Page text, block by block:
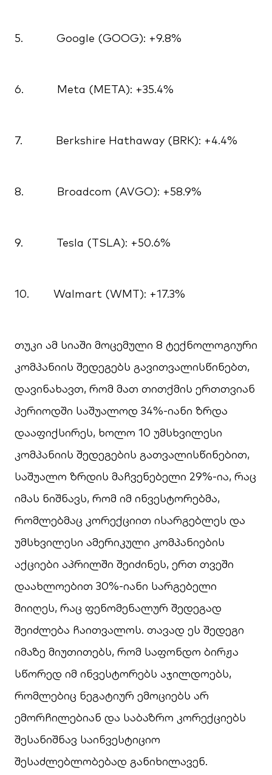
5. Google (GOOG): +9.8%
6. Meta (META): +35.4%
7. Berkshire Hathaway (BRK): +4.4%
8. Broadcom (AVGO): +58.9%
9. Tesla (TSLA): +50.6%
10. Walmart (WMT): +17.3%
თუკი ამ სიაში მოცემული 8 ტექნოლოგიური
კომპანიის შედეგებს გავითვალისწინებთ,
დავინახავთ, რომ მათ თითქმის ერთთვიან
პერიოდში საშუალოდ 34%-იანი ზრდა
დააფიქსირეს, ხოლო 10 უმსხვილესი
კომპანიის შედეგების გათვალისწინებით,
საშუალო ზრდის მაჩვენებელი 29%-ია, რაც
იმას ნიშნავს, რომ იმ ინვესტორებმა,
რომლებმაც კორექციით ისარგებლეს და
უმსხვილესი ამერიკული კომპანიების
აქციები აპრილში შეიძინეს, ერთ თვეში
დაახლოებით 30%-იანი სარგებელი
მიიღეს, რაც ფენომენალურ შედეგად
შეიძლება ჩაითვალოს. თავად ეს შედეგი
იმაზე მიუთითებს, რომ საფონდო ბირჟა
სწორედ იმ ინვესტორებს აჯილდოებს,
რომლებიც ნეგატიურ ემოციებს არ
ემორჩილებიან და საბაზრო კორექციებს
შესანიშნავ საინვესტიციო
შესაძლებლობებად განიხილავენ.